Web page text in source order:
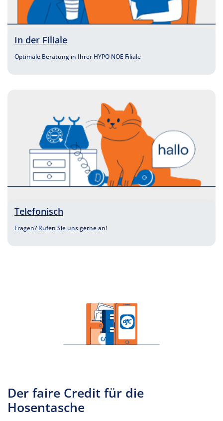
In der Filiale
Optimale Beratung in Ihrer HYPO NOE Filiale
Telefonisch
Fragen? Rufen Sie uns gerne an!
Der faire Credit für die
Hosentasche